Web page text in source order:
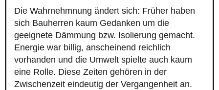
Die Wahrnehmnung ändert sich: Früher haben
sich Bauherren kaum Gedanken um die
geeignete Dämmung bzw. Isolierung gemacht.
Energie war billig, anscheinend reichlich
vorhanden und die Umwelt spielte auch kaum
eine Rolle. Diese Zeiten gehören in der
Zwischenzeit eindeutig der Vergangenheit an.